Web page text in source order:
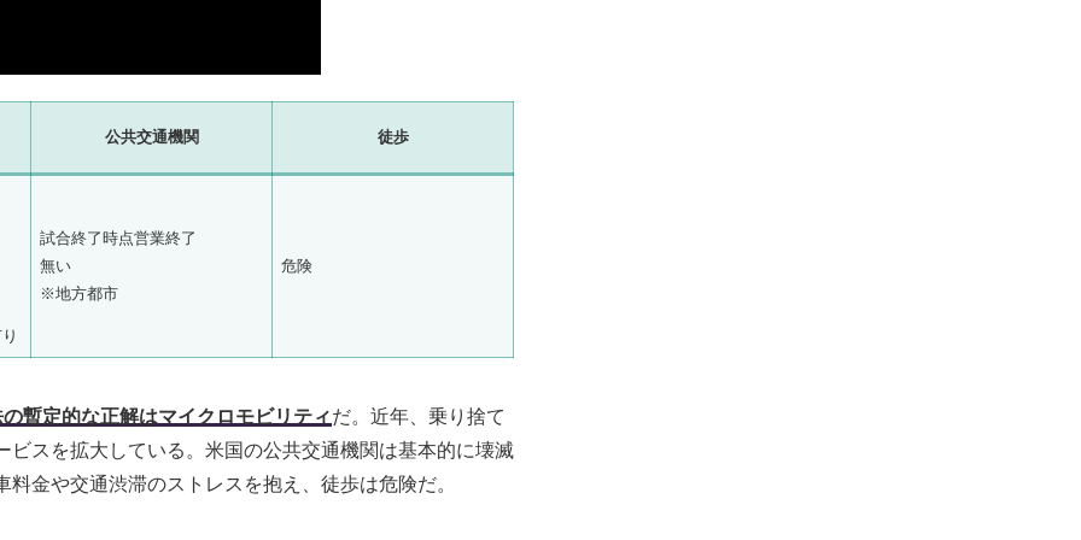
公共交通機関 徒歩
試合終了時点営業終了
無い
※地方都市
危険
暫定的な正解はマイクロモビリティだ。近年、乗り捨て
スを拡大している。米国の公共交通機関は基本的に壊滅
金や交通渋滞のストレスを抱え、徒歩は危険だ。